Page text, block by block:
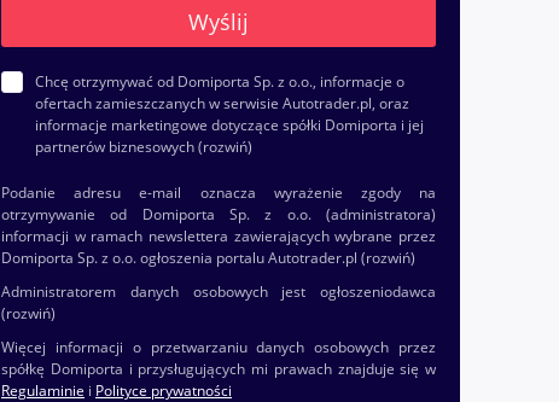
Chcę otrzymywać od Domiporta Sp. z o.o., informacje o
ofertach zamieszczanych w serwisie Autotrader.pl, oraz
informacje marketingowe dotyczące spółki Domiporta i jej
partnerów biznesowych(rozwiń)
Podanie adresu e-mail oznacza wyrażenie zgody na
otrzymywanie od Domiporta Sp. z o.o. (administratora)
informacji w ramach newslettera zawierających wybrane przez
Domiporta Sp. z o.o. ogłoszenia portalu Autotrader.pl (rozwiń)
Administratorem danych osobowych jest ogłoszeniodawca
(rozwiń)
Więcej informacji o przetwarzaniu danych osobowych przez
spółkę Domiporta i przysługujących mi prawach znajduje się w
Regulaminie i Polityce prywatności